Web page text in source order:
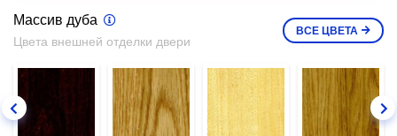
Массив дуба
Цвета внешней отделки двери
ВСЕ ЦВЕТА